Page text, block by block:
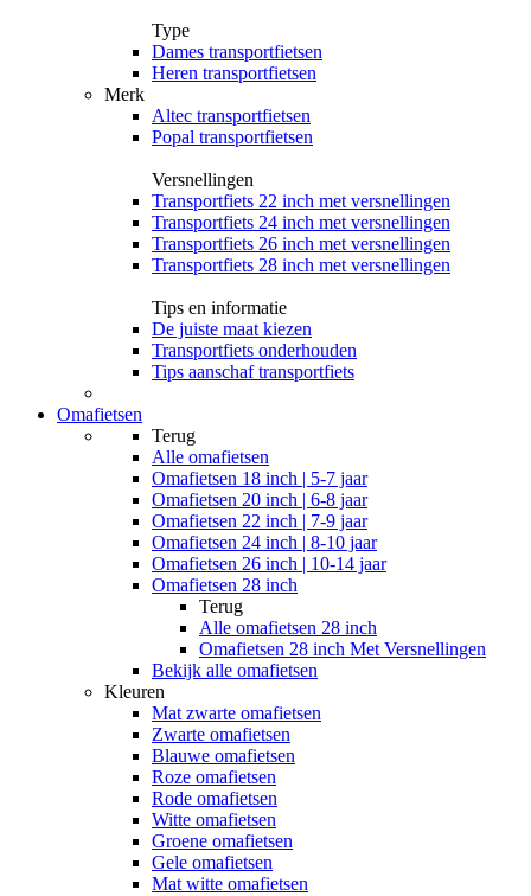
Type
Dames transportfietsen
Heren transportfietsen
Merk
Altec transportfietsen
Popal transportfietsen
Versnellingen
Transportfiets 22 inch met versnellingen
Transportfiets 24 inch met versnellingen
Transportfiets 26 inch met versnellingen
Transportfiets 28 inch met versnellingen
Tips en informatie
De juiste maat kiezen
Transportfiets onderhouden
Tips aanschaf transportfiets
Omafietsen
Terug
Alle omafietsen
Omafietsen 18 inch | 5-7 jaar
Omafietsen 20 inch | 6-8 jaar
Omafietsen 22 inch | 7-9 jaar
Omafietsen 24 inch | 8-10 jaar
Omafietsen 26 inch | 10-14 jaar
Omafietsen 28 inch
Terug
Alle omafietsen 28 inch
Omafietsen 28 inch Met Versnellingen
Bekijk alle omafietsen
Kleuren
Mat zwarte omafietsen
Zwarte omafietsen
Blauwe omafietsen
Roze omafietsen
Rode omafietsen
Witte omafietsen
Groene omafietsen
Gele omafietsen
Mat witte omafietsen